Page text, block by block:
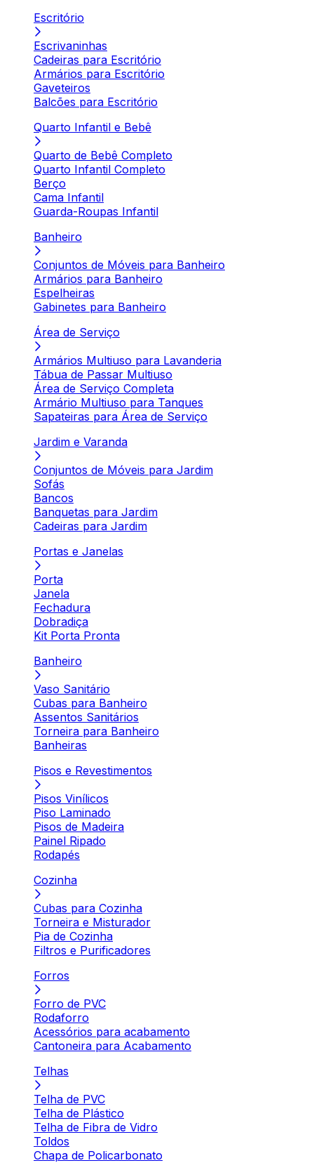
Escritório
Escrivaninhas
Cadeiras para Escritório
Armários para Escritório
Gaveteiros
Balcões para Escritório
Quarto Infantil e Bebê
Quarto de Bebê Completo
Quarto Infantil Completo
Berço
Cama Infantil
Guarda-Roupas Infantil
Banheiro
Conjuntos de Móveis para Banheiro
Armários para Banheiro
Espelheiras
Gabinetes para Banheiro
Área de Serviço
Armários Multiuso para Lavanderia
Tábua de Passar Multiuso
Área de Serviço Completa
Armário Multiuso para Tanques
Sapateiras para Área de Serviço
Jardim e Varanda
Conjuntos de Móveis para Jardim
Sofás
Bancos
Banquetas para Jardim
Cadeiras para Jardim
Portas e Janelas
Porta
Janela
Fechadura
Dobradiça
Kit Porta Pronta
Banheiro
Vaso Sanitário
Cubas para Banheiro
Assentos Sanitários
Torneira para Banheiro
Banheiras
Pisos e Revestimentos
Pisos Vinílicos
Piso Laminado
Pisos de Madeira
Painel Ripado
Rodapés
Cozinha
Cubas para Cozinha
Torneira e Misturador
Pia de Cozinha
Filtros e Purificadores
Forros
Forro de PVC
Rodaforro
Acessórios para acabamento
Cantoneira para Acabamento
Telhas
Telha de PVC
Telha de Plástico
Telha de Fibra de Vidro
Toldos
Chapa de Policarbonato